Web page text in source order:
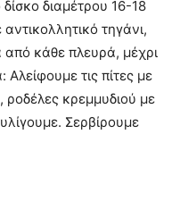
διαμέτρου 16-18
τηγάνι,
από κάθε πλευρά, μέχρι
τις πίτες με
ροδέλες κρεμμυδιού με
Σερβίρουμε